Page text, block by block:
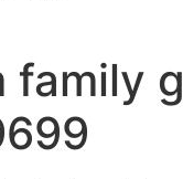
family